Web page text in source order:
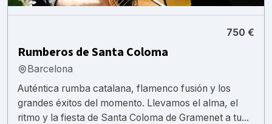
750 €
Rumberos de Santa Coloma
Barcelona
Auténtica rumba catalana, flamenco fusión y los
grandes éxitos del momento. Llevamos el alma, el
ritmo y la fiesta de Santa Coloma de Gramenet a tu...